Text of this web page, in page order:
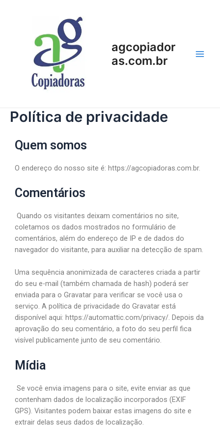
agcopiador
as.com.br
Política de privacidade
Quem somos
O endereço do nosso site é: https://agcopiadoras.com.br.
Comentários
Quando os visitantes deixam comentários no site,
coletamos os dados mostrados no formulário de
comentários, além do endereço de IP e de dados do
navegador do visitante, para auxiliar na detecção de spam.
Uma sequência anonimizada de caracteres criada a partir
do seu e-mail (também chamada de hash) poderá ser
enviada para o Gravatar para verificar se você usa o
serviço. A política de privacidade do Gravatar está
disponível aqui: https://automattic.com/privacy/. Depois da
aprovação do seu comentário, a foto do seu perfil fica
visível publicamente junto de seu comentário.
Mídia
Se você envia imagens para o site, evite enviar as que
contenham dados de localização incorporados (EXIF
GPS). Visitantes podem baixar estas imagens do site e
extrair delas seus dados de localização.